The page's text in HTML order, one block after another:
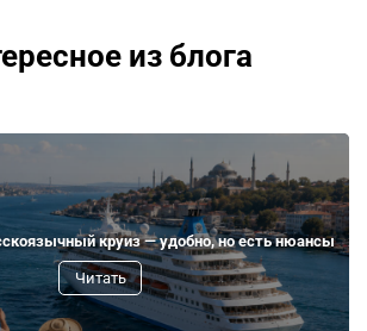
из блога
круиз — удобно, но есть нюансы
Читать